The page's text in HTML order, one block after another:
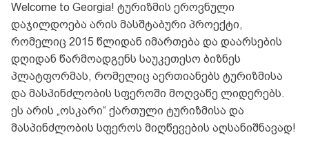
Welcome to Georgia! ტურიზმის ეროვნული
დაჯილდოება არის მასშტაბური პროექტი,
რომელიც 2015 წლიდან იმართება და დაარსების
დღიდან წარმოადგენს საუკეთესო ბიზნეს
პლატფორმას, რომელიც აერთიანებს ტურიზმისა
და მასპინძლობის სფეროში მოღვაწე ლიდერებს.
ეს არის „ოსკარი“ ქართული ტურიზმისა და
მასპინძლობის სფეროს მიღწევების აღსანიშნავად!